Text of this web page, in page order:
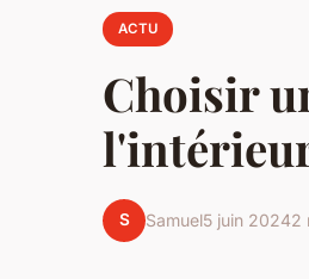
ACTU
Choisir
S Samuel5 juin 20242